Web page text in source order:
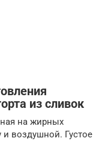
из сливок
на жирных
воздушной. Густое